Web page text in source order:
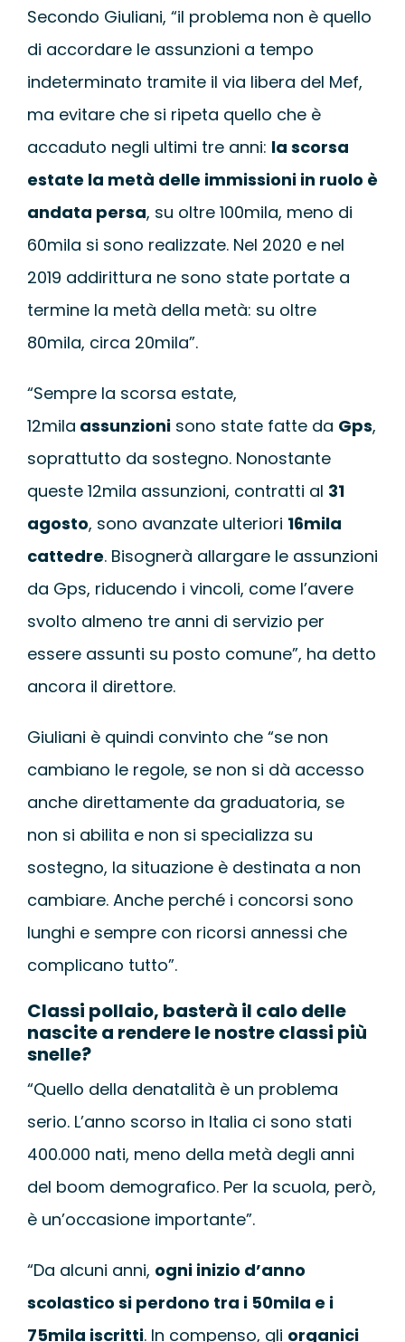
Secondo Giuliani, “il problema non è quello
di accordare le assunzioni a tempo
indeterminato tramite il via libera del Mef,
ma evitare che si ripeta quello che è
accaduto negli ultimi tre anni: la scorsa
estate la metà delle immissioni in ruolo è
andata persa, su oltre 100mila, meno di
60mila si sono realizzate. Nel 2020 e nel
2019 addirittura ne sono state portate a
termine la metà della metà: su oltre
80mila, circa 20mila”.
“Sempre la scorsa estate,
12mila assunzionisono state fatte da Gps,
soprattutto da sostegno. Nonostante
queste 12mila assunzioni, contratti al 31
agosto, sono avanzate ulteriori 16mila
cattedre. Bisognerà allargare le assunzioni
da Gps, riducendo i vincoli, come l’avere
svolto almeno tre anni di servizio per
essere assunti su posto comune”, ha detto
ancora il direttore.
Giuliani è quindi convinto che “se non
cambiano le regole, se non si dà accesso
anche direttamente da graduatoria, se
non si abilita e non si specializza su
sostegno, la situazione è destinata a non
cambiare. Anche perché i concorsi sono
lunghi e sempre con ricorsi annessi che
complicano tutto”.
Classi pollaio, basterà il calo delle
nascite a rendere le nostre classi più
snelle?
“Quello della denatalità è un problema
serio. L’anno scorso in Italia ci sono stati
400.000 nati, meno della metà degli anni
del boom demografico. Per la scuola, però,
è un’occasione importante”.
“Da alcuni anni, ogni inizio d’anno
scolastico si perdono tra i 50mila e i
75mila iscritti. In compenso, gli organici